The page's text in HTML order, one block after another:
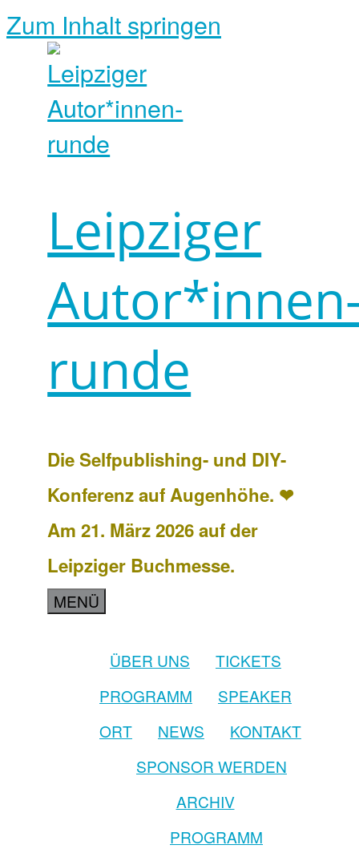
Zum Inhalt springen
Leipziger
runde
Die Selfpublishing- und DIY-
Konferenz auf Augenhöhe. ❤
Am 21. März 2026 auf der
Leipziger Buchmesse.
MENÜ
ÜBER UNS
TICKETS
PROGRAMM
SPEAKER
ORT
NEWS
KONTAKT
SPONSOR WERDEN
ARCHIV
PROGRAMM